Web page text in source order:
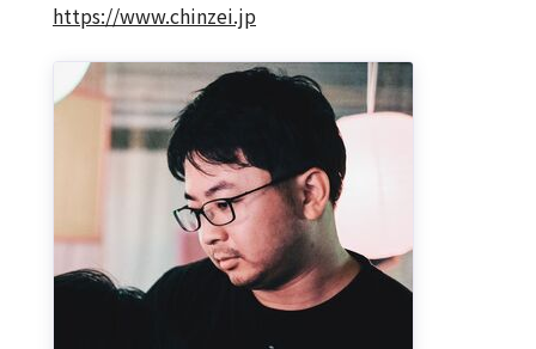
https://www.chinzei.jp